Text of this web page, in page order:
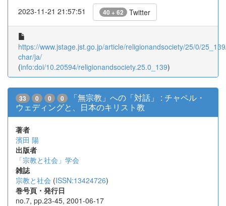
2023-11-21 21:57:51 40 + 62 Twitter
https://www.jstage.jst.go.jp/article/religionandsociety/25/0/
char/ja/
(info:doi/10.20594/religionandsociety.25.0_139)
33 0 0 0
「無宗教」への「対話」 : チャペル・
ウェディングと、日本のキリスト教
著者
濱田 陽
出版者
「宗教と社会」学会
雑誌
宗教と社会 (ISSN:13424726)
巻号頁・発行日
no.7, pp.23-45, 2001-06-17